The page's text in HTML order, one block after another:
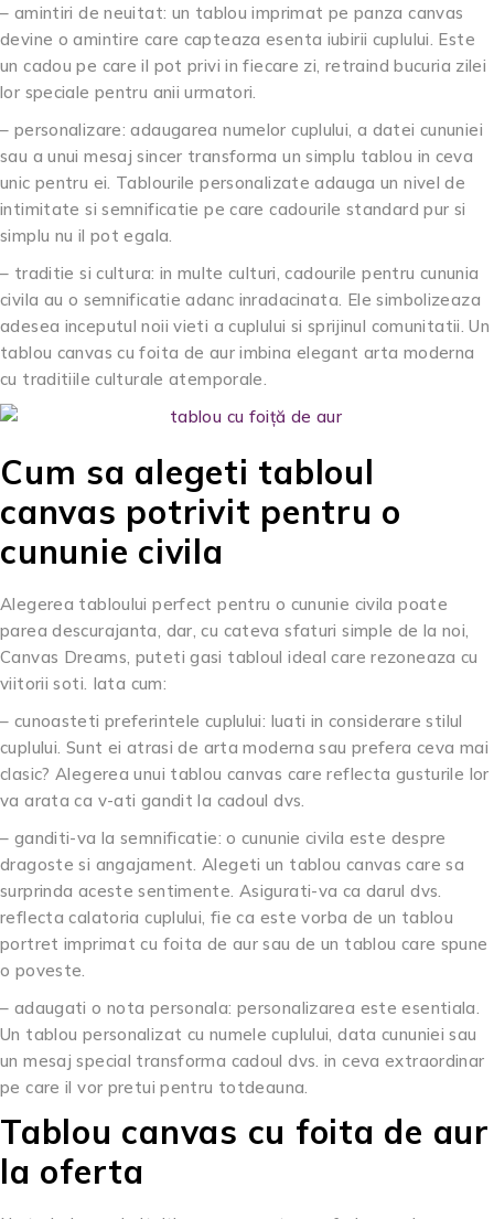
– amintiri de neuitat: un tablou imprimat pe panza canvas
devine o amintire care capteaza esenta iubirii cuplului. Este
un cadou pe care il pot privi in fiecare zi, retraind bucuria zilei
lor speciale pentru anii urmatori.
– personalizare: adaugarea numelor cuplului, a datei cununiei
sau a unui mesaj sincer transforma un simplu tablou in ceva
unic pentru ei. Tablourile personalizate adauga un nivel de
intimitate si semnificatie pe care cadourile standard pur si
simplu nu il pot egala.
– traditie si cultura: in multe culturi, cadourile pentru cununia
civila au o semnificatie adanc inradacinata. Ele simbolizeaza
adesea inceputul noii vieti a cuplului si sprijinul comunitatii. Un
tablou canvas cu foita de aur imbina elegant arta moderna
cu traditiile culturale atemporale.
Cum sa alegeti tabloul
canvas potrivit pentru o
cununie civila
Alegerea tabloului perfect pentru o cununie civila poate
parea descurajanta, dar, cu cateva sfaturi simple de la noi,
Canvas Dreams, puteti gasi tabloul ideal care rezoneaza cu
viitorii soti. Iata cum:
– cunoasteti preferintele cuplului: luati in considerare stilul
cuplului. Sunt ei atrasi de arta moderna sau prefera ceva mai
clasic? Alegerea unui tablou canvas care reflecta gusturile lor
va arata ca v-ati gandit la cadoul dvs.
– ganditi-va la semnificatie: o cununie civila este despre
dragoste si angajament. Alegeti un tablou canvas care sa
surprinda aceste sentimente. Asigurati-va ca darul dvs.
reflecta calatoria cuplului, fie ca este vorba de un tablou
portret imprimat cu foita de aur sau de un tablou care spune
o poveste.
– adaugati o nota personala: personalizarea este esentiala.
Un tablou personalizat cu numele cuplului, data cununiei sau
un mesaj special transforma cadoul dvs. in ceva extraordinar
pe care il vor pretui pentru totdeauna.
Tablou canvas cu foita de aur
la oferta